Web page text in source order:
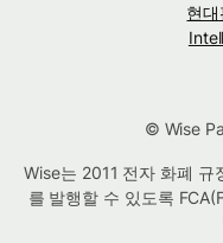
현
© Wise
Wise는 2011 전자 화폐 규
를 발행할 수 있도록